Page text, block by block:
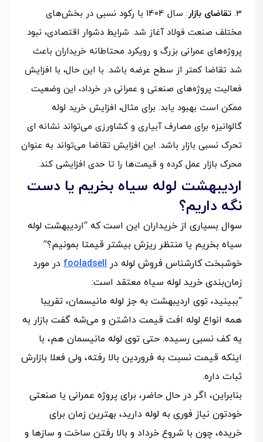
تقاضای بازار
: سال 1404 با رکود نسبی در بخش‌های
مختلف صنعت فولاد آغاز شد. شرایط دشوار اقتصادی، نبود
پروژه‌های عمرانی بزرگ و رویکرد محتاطانه خریداران باعث
شد تقاضا کمتر از سطح عرضه باشد. با این حال، با افزایش
فعالیت پروژه‌های صنعتی و عمرانی در خرداد، این وضعیت
ممکن است بهبود یابد. برای مثال، افزایش خرید لوله
گالوانیزه برای مصارف آبیاری و کشاورزی می‌تواند نشانه ای
تحرک نسبی بازار باشد. این افزایش تقاضا می‌تواند به عنوان
محرک بازار عمل کرده و قیمت‌ها را تا حدی افزایشی کند.
اردیبهشت لوله سیاه بخریم یا دست
نگه داریم؟
سوال بسیاری از خریداران این است که “اردیبهشت لوله
سیاه بخریم یا منتظر ریزش بیشتر قیمتا بمونیم؟”
خوشبخت کارشناس فروش لوله در fooladsell در مورد
زمان‌بندی خرید لوله سیاه معتقد است:
“ببینید، توی اردیبهشت به‌ جز لوله مانیسمان، تقریبا
همه‌ انواع لوله افت قیمت داشتن و می‌شه گفت بازار به
یه کف نسبی رسیده. حتی توی لوله مانیسمان هم، با
اینکه قیمت نسبت به فروردین بالا رفته، ولی فعلا بازارش
ثبات داره.
بنابراین، اگر در حال حاضر، برای پروژه عمرانی یا صنعتی
خودتون نیاز فوری به لوله دارید، بهترین زمان برای
خریده، چون با شروع خرداد و بالا رفتن ساخت و سازها و